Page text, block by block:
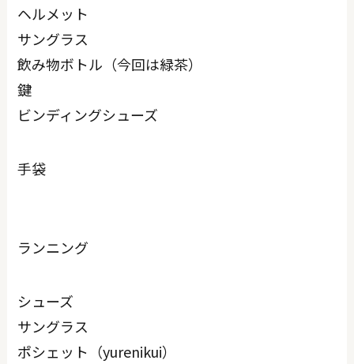
ヘルメット
サングラス
飲み物ボトル（今回は緑茶）
鍵
ビンディングシューズ
手袋
ランニング
シューズ
サングラス
ポシェット（yurenikui）